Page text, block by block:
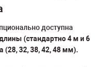
доступна
(стандартно 4 м и 6
(28, 32, 38, 42, 48 мм).